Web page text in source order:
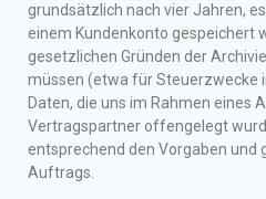
grundsätzlich nach vier Jahren,
einem Kundenkonto gespeichert
gesetzlichen Gründen der
müssen (etwa für Steuerzwecke
Daten, die uns im Rahmen eines
Vertragspartner offengelegt
entsprechend den Vorgaben und
Auftrags.